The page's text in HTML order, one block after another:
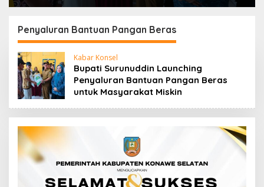
Penyaluran Bantuan Pangan Beras
Kabar Konsel
Bupati Surunuddin Launching
Penyaluran Bantuan Pangan Beras
untuk Masyarakat Miskin